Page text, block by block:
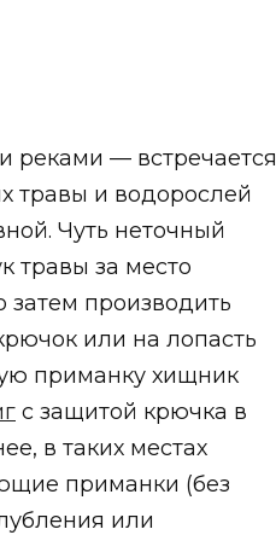
реками — встречается
травы и водорослей
Чуть неточный
травы за место
затем производить
или на лопасть
приманку хищник
с защитой крючка в
в таких местах
приманки (без
или